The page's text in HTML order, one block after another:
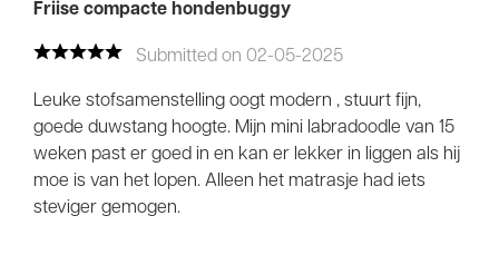
Friise compacte hondenbuggy
Submitted on 02-05-2025
Leuke stofsamenstelling oogt modern , stuurt fijn,
goede duwstang hoogte. Mijn mini labradoodle van 15
weken past er goed in en kan er lekker in liggen als hij
moe is van het lopen. Alleen het matrasje had iets
steviger gemogen.